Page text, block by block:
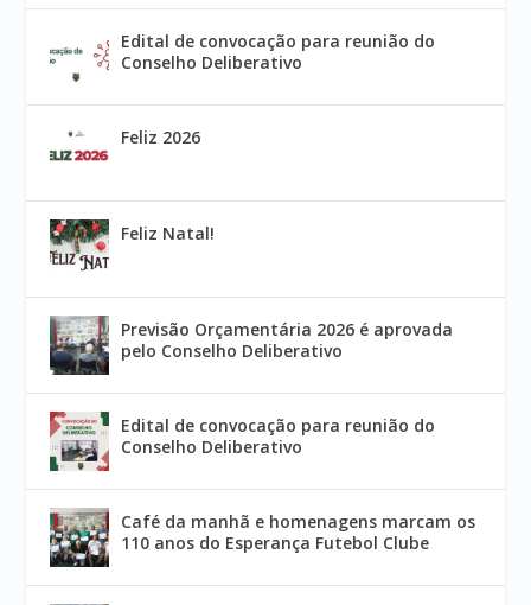
Edital de convocação para reunião do
Conselho Deliberativo
Feliz 2026
Feliz Natal!
Previsão Orçamentária 2026 é aprovada
pelo Conselho Deliberativo
Edital de convocação para reunião do
Conselho Deliberativo
Café da manhã e homenagens marcam os
110 anos do Esperança Futebol Clube